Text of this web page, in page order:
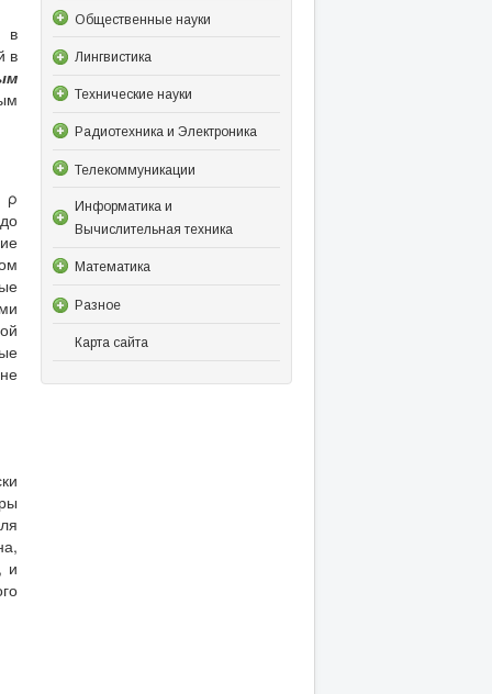
в
в
ρ
и
Общественные науки
Лингвистика
Технические науки
Радиотехника и Электроника
Телекоммуникации
Информатика и
Вычислительная техника
Математика
Разное
Карта сайта